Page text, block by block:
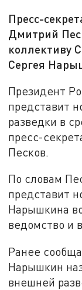
Пресс-
Дмитрий
коллективу
Сергея
Президент
представит
разведки в
пресс-
Песков.
По словам
представит
Нарышкина
ведомство и
Ранее
Нарышкин
внешней